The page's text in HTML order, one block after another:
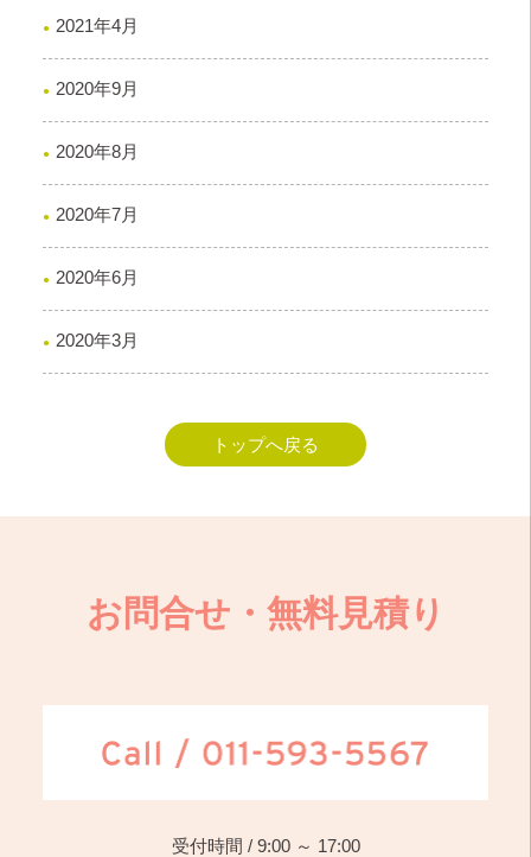
2021年4月
2020年9月
2020年8月
2020年7月
2020年6月
2020年3月
トップへ戻る
お問合せ・無料見積り
受付時間 / 9:00 ～ 17:00